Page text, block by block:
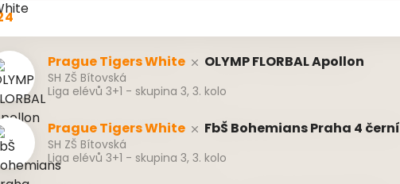
Prague Tigers White OLYMP FLORBAL Apollon
SH ZŠ Bítovská
Liga elévů 3+1 - skupina 3, 3. kolo
Prague Tigers White FbŠ Bohemians Praha 4 černí
SH ZŠ Bítovská
Liga elévů 3+1 - skupina 3, 3. kolo